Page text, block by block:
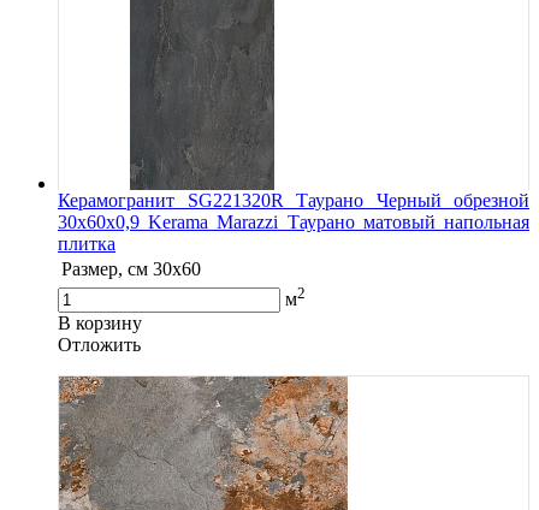
Керамогранит SG221320R Таурано Черный обрезной
30x60x0,9 Kerama Marazzi Таурано матовый напольная
плитка
Размер, см 30х60
м2
В корзину
Oтложить